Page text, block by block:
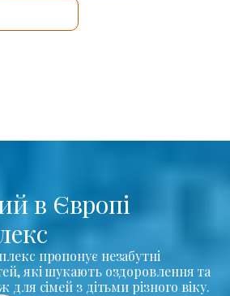
в Європі
пропонує незабутні
які шукають оздоровлення та
для сімей з дітьми різного віку.